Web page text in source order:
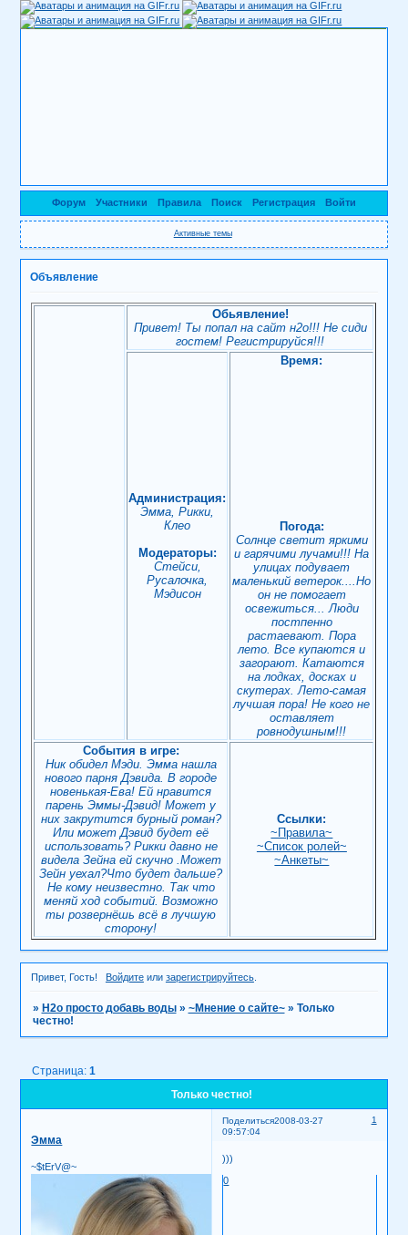
Форум Участники Правила Поиск Регистрация Войти
Активные темы
Объявление
Обьявление!
Привет! Ты попал на сайт н2о!!! Не сиди
гостем! Регистрируйся!!!
Администрация:
Эмма, Рикки,
Клео
Модераторы:
Стейси,
Русалочка,
Мэдисон
Время:
Погода:
Солнце светит яркими
и гарячими лучами!!! На
улицах подувает
маленький ветерок....Но
он не помогает
освежиться... Люди
постпенно
растаевают. Пора
лето. Все купаются и
загорают. Катаются
на лодках, досках и
скутерах. Лето-самая
лучшая пора! Не кого не
оставляет
ровнодушным!!!
События в игре:
Ник обидел Мэди. Эмма нашла
нового парня Дэвида. В городе
новенькая-Ева! Ей нравится
парень Эммы-Дэвид! Может у
них закрутится бурный роман?
Или может Дэвид будет её
использовать? Рикки давно не
видела Зейна ей скучно .Может
Зейн уехал?Что будет дальше?
Не кому неизвестно. Так что
меняй ход событий. Возможно
ты розвернёшь всё в лучшую
сторону!
Ссылки:
~Правила~
~Список ролей~
~Анкеты~
Привет, Гость! Войдитеили зарегистрируйтесь.
» H2о просто добавь воды » ~Мнение о сайте~ » Только
честно!
Только честно!
Страница: 1
Поделиться 1
2008-03-27
09:57:04
Эмма
~$tErV@~
)))
0